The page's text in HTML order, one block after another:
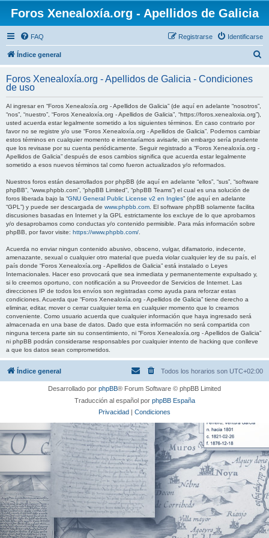
Foros Xenealoxía.org - Apellidos de Galicia
FAQ Identificarse
Registrarse
Índice general
c
Foros Xenealoxía.org - Apellidos de Galicia - Condiciones
de uso
Al ingresar en “Foros Xenealoxía.org - Apellidos de Galicia” (de aquí en adelante “nosotros”,
“nos”, “nuestro”, “Foros Xenealoxía.org - Apellidos de Galicia”, “https://foros.xenealoxia.org”),
usted acuerda estar legalmente sometido a los siguientes términos. En caso contrario por
favor no se registre y/o use “Foros Xenealoxía.org - Apellidos de Galicia”. Podemos cambiar
estos términos en cualquier momento e intentaríamos avisarle, sin embargo sería prudente
que los revisase por su cuenta periódicamente. Seguir registrado a “Foros Xenealoxía.org -
Apellidos de Galicia” después de esos cambios significa que acuerda estar legalmente
sometido a esos nuevos términos tal como fueron actualizados y/o reformados.
Nuestros foros están desarrollados por phpBB (de aquí en adelante “ellos”, “sus”, “software
phpBB”, “www.phpbb.com”, “phpBB Limited”, “phpBB Teams”) el cual es una solución de
foros liberada bajo la “GNU General Public License v2 en Ingles” (de aquí en adelante
“GPL”) y puede ser descargada de www.phpbb.com . El software phpBB solamente facilita
discusiones basadas en Internet y la GPL estrictamente los excluye de lo que aprobamos
y/o desaprobamos como conductas y/o contenido permisible. Para más información sobre
phpBB, por favor visite: https://www.phpbb.com/
Acuerda no enviar ningun contenido abusivo, obsceno, vulgar, difamatorio, indecente,
amenazante, sexual o cualquier otro material que pueda violar cualquier ley de su país, el
país donde “Foros Xenealoxía.org - Apellidos de Galicia” está instalado o Leyes
Internacionales. Hacer eso provocará que sea inmediata y permanentemente expulsado y,
si lo creemos oportuno, con notificación a su Proveedor de Servicios de Internet. Las
direcciones IP de todos los envíos son registradas como ayuda para reforzar estas
condiciones. Acuerda que “Foros Xenealoxía.org - Apellidos de Galicia” tiene derecho a
eliminar, editar, mover o cerrar cualquier tema en cualquier momento que lo creamos
conveniente. Como usuario acuerda que cualquier información que haya ingresado será
almacenada en una base de datos. Dado que esta información no será compartida con
ninguna tercera parte sin su consentimiento, ni “Foros Xenealoxía.org - Apellidos de Galicia”
ni phpBB podrán considerarse responsables por cualquier intento de hacking que conlleve
a que los datos sean comprometidos.
Índice general Todos los horarios son UTC+02:00
Desarrollado por phpBB® Forum Software © phpBB Limited
Traducción al español por phpBB España
Privacidad | Condiciones